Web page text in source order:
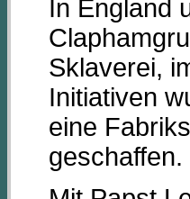
In England
Sklaverei,
Initiativen
eine
geschaffen.